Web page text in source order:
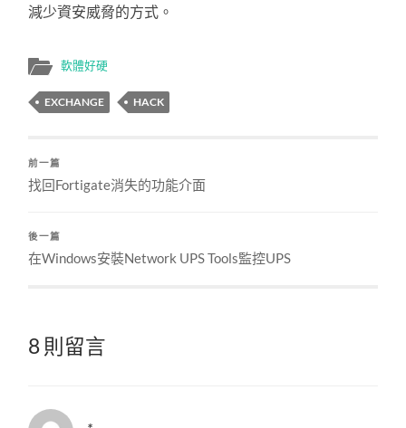
減少資安威脅的方式。
軟體好硬
EXCHANGE HACK
前一篇
找回Fortigate消失的功能介面
後一篇
在Windows安裝Network UPS Tools監控UPS
8 則留言